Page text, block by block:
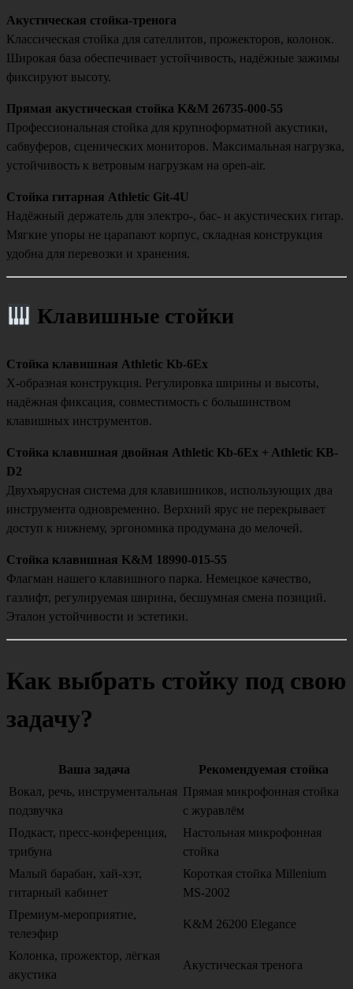
Акустическая стойка-тренога
Классическая стойка для сателлитов, прожекторов, колонок.
Широкая база обеспечивает устойчивость, надёжные зажимы
фиксируют высоту.
Прямая акустическая стойка K&M 26735-000-55
Профессиональная стойка для крупноформатной акустики,
сабвуферов, сценических мониторов. Максимальная нагрузка,
устойчивость к ветровым нагрузкам на open-air.
Стойка гитарная Athletic Git-4U
Надёжный держатель для электро-, бас- и акустических гитар.
Мягкие упоры не царапают корпус, складная конструкция
удобна для перевозки и хранения.
Клавишные стойки
Стойка клавишная Athletic Kb-6Ex
X-образная конструкция. Регулировка ширины и высоты,
надёжная фиксация, совместимость с большинством
клавишных инструментов.
Стойка клавишная двойная Athletic Kb-6Ex + Athletic KB-
D2
Двухъярусная система для клавишников, использующих два
инструмента одновременно. Верхний ярус не перекрывает
доступ к нижнему, эргономика продумана до мелочей.
Стойка клавишная K&M 18990-015-55
Флагман нашего клавишного парка. Немецкое качество,
газлифт, регулируемая ширина, бесшумная смена позиций.
Эталон устойчивости и эстетики.
Как выбрать стойку под свою
задачу?
Ваша задача
Рекомендуемая стойка
Вокал, речь, инструментальная
подзвучка
Прямая микрофонная стойка
с журавлём
Подкаст, пресс-конференция,
трибуна
Настольная микрофонная
стойка
Малый барабан, хай-хэт,
гитарный кабинет
Короткая стойка Millenium
MS-2002
Премиум-мероприятие,
телеэфир
K&M 26200 Elegance
Колонка, прожектор, лёгкая
акустика
Акустическая тренога